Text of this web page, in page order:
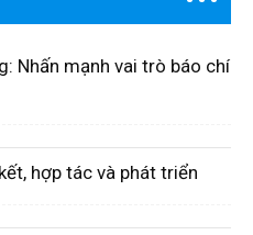
Nhấn mạnh vai trò báo chí
hợp tác và phát triển